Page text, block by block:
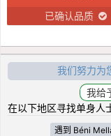
已确认品质
我们努力为
在以下地区寻找单身人
遇到 Béni